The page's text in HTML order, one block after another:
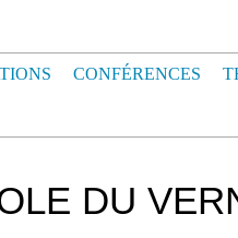
CONFÉRENCES
DU